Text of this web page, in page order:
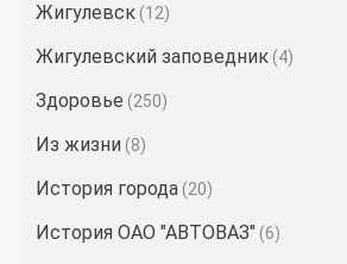
Жигулевск (12)
Жигулевский заповедник (4)
Здоровье (250)
Из жизни (8)
История города (20)
История ОАО "АВТОВАЗ" (6)